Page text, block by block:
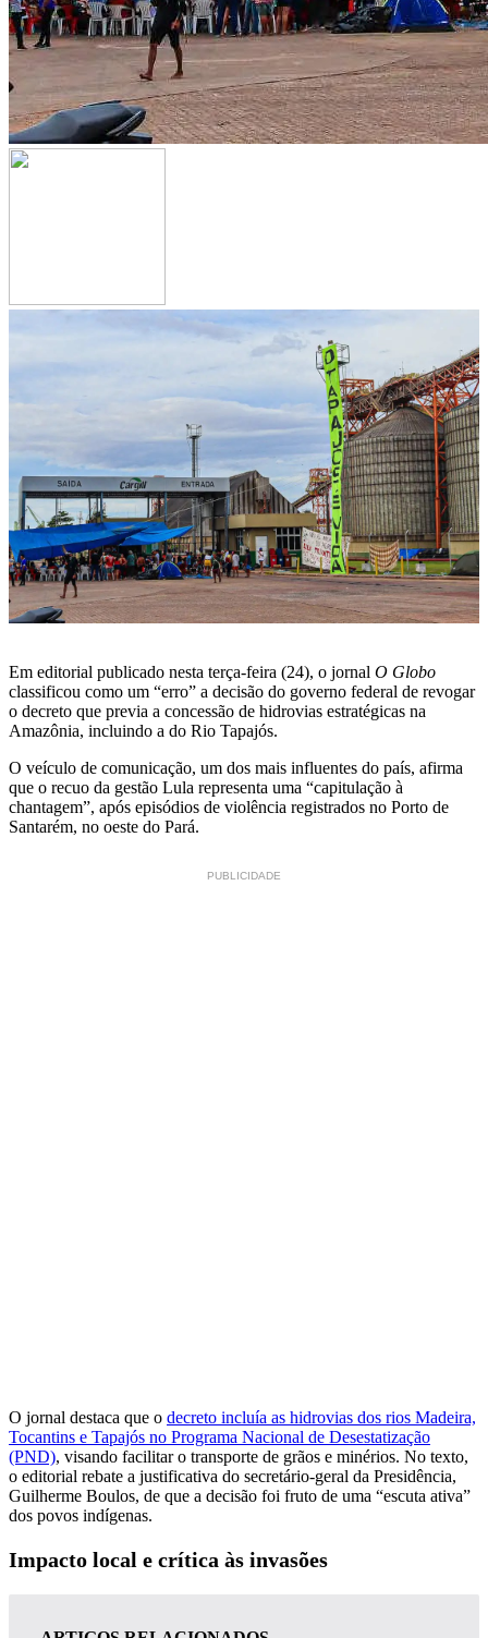
Em editorial publicado nesta terça-feira (24), o jornal O Globo
classificou como um “erro” a decisão do governo federal de revogar
o decreto que previa a concessão de hidrovias estratégicas na
Amazônia, incluindo a do Rio Tapajós.
O veículo de comunicação, um dos mais influentes do país, afirma
que o recuo da gestão Lula representa uma “capitulação à
chantagem”, após episódios de violência registrados no Porto de
Santarém, no oeste do Pará.
PUBLICIDADE
O jornal destaca que o decreto incluía as hidrovias dos rios Madeira,
Tocantins e Tapajós no Programa Nacional de Desestatização
(PND), visando facilitar o transporte de grãos e minérios. No texto,
o editorial rebate a justificativa do secretário-geral da Presidência,
Guilherme Boulos, de que a decisão foi fruto de uma “escuta ativa”
dos povos indígenas.
Impacto local e crítica às invasões